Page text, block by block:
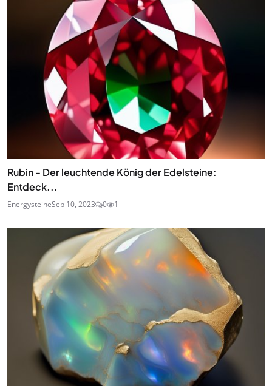
Rubin - Der leuchtende König der Edelsteine:
Entdeck...
EnergysteineSep 10, 2023 0 1